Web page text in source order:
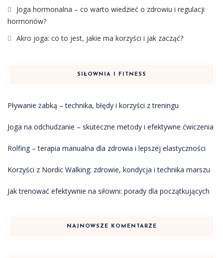
Joga hormonalna – co warto wiedzieć o zdrowiu i regulacji
hormonów?
Akro joga: co to jest, jakie ma korzyści i jak zacząć?
SIŁOWNIA I FITNESS
Pływanie żabką – technika, błędy i korzyści z treningu
Joga na odchudzanie – skuteczne metody i efektywne ćwiczenia
Rolfing – terapia manualna dla zdrowia i lepszej elastyczności
Korzyści z Nordic Walking: zdrowie, kondycja i technika marszu
Jak trenować efektywnie na siłowni: porady dla początkujących
NAJNOWSZE KOMENTARZE